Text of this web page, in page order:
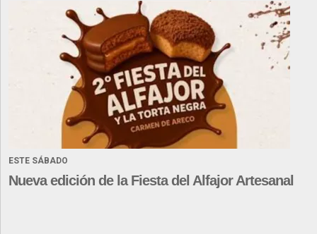
ESTE SÁBADO
Nueva edición de la Fiesta del Alfajor Artesanal